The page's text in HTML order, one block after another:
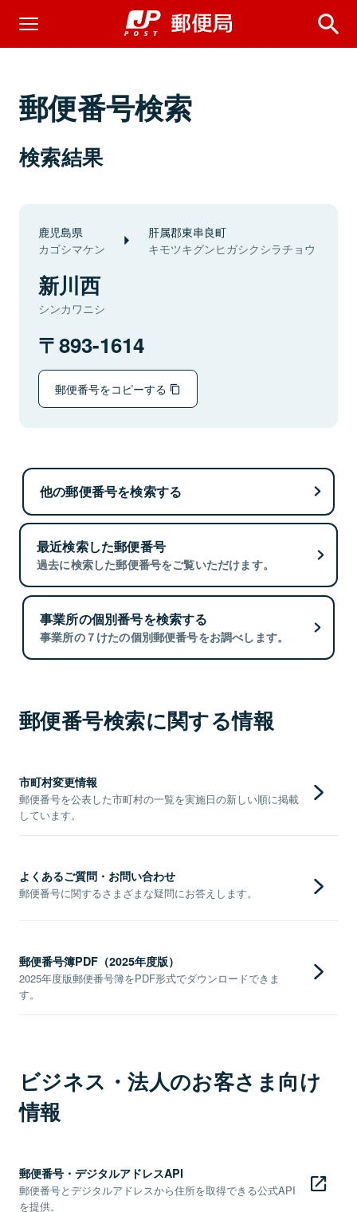
郵便番号検索
検索結果
鹿児島県
カゴシマケン
肝属郡東串良町
キモツキグンヒガシクシラチョウ
新川西
シンカワニシ
893-1614
郵便番号をコピーする
他の郵便番号を検索する
最近検索した郵便番号
過去に検索した郵便番号をご覧いただけます。
事業所の個別番号を検索する
事業所の７けたの個別郵便番号をお調べします。
郵便番号検索に関する情報
市町村変更情報
郵便番号を公表した市町村の一覧を実施日の新しい順に掲載
しています。
よくあるご質問・お問い合わせ
郵便番号に関するさまざまな疑問にお答えします。
郵便番号簿PDF（2025年度版）
2025年度版郵便番号簿をPDF形式でダウンロードできま
す。
ビジネス・法人のお客さま向け
情報
郵便番号・デジタルアドレスAPI
郵便番号とデジタルアドレスから住所を取得できる公式API
を提供。